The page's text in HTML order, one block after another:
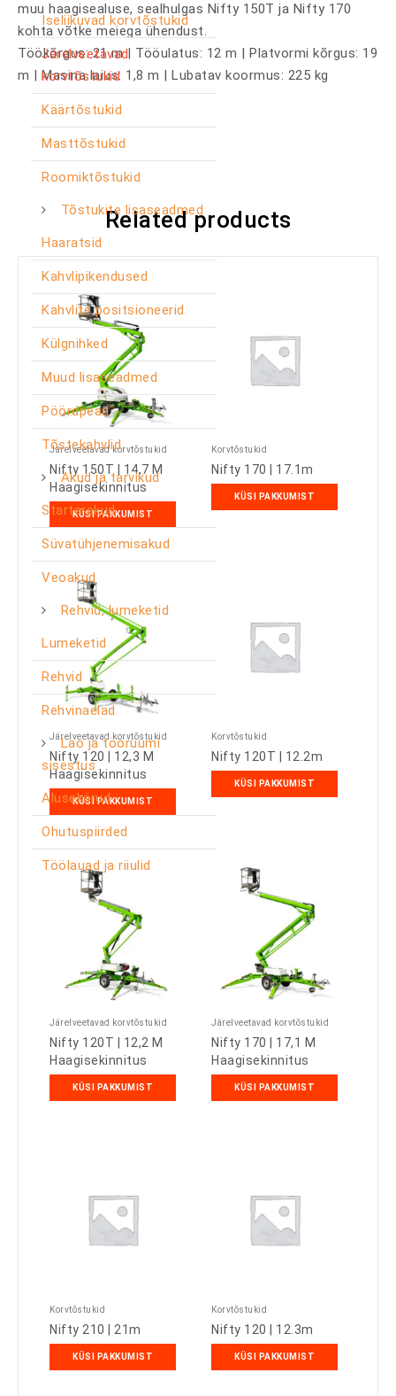
Iseliikuvad korvtõstukid
Järelveetavad
korvtõstukid
Käärtõstukid
Masttõstukid
Roomiktõstukid
Tõstukite lisaseadmed
Haaratsid
Kahvlipikendused
Kahvlite positsioneerid
Külgnihked
Muud lisaseadmed
Pöördpead
Tõstekahvlid
Akud ja tarvikud
Starterakud
Süvatühjenemisakud
Veoakud
Rehvid, lumeketid
Lumeketid
Rehvid
Rehvinaelad
Lao ja tööruumi
sisestus
Alusekärud
Ohutuspiirded
Töölauad ja riiulid
muu haagisealuse, sealhulgas Nifty 150T ja Nifty 170
kohta võtke meiega ühendust.
Töökõrgus: 21 m | Tööulatus: 12 m | Platvormi kõrgus: 19
m | Masina laius: 1,8 m | Lubatav koormus: 225 kg
Related products
Järelveetavad korvtõstukid
Nifty 150T | 14,7 M
Haagisekinnitus
KÜSI PAKKUMIST
Korvtõstukid
Nifty 170 | 17.1m
KÜSI PAKKUMIST
Järelveetavad korvtõstukid
Nifty 120 | 12,3 M
Haagisekinnitus
KÜSI PAKKUMIST
Korvtõstukid
Nifty 120T | 12.2m
KÜSI PAKKUMIST
Järelveetavad korvtõstukid
Nifty 120T | 12,2 M
Haagisekinnitus
KÜSI PAKKUMIST
Järelveetavad korvtõstukid
Nifty 170 | 17,1 M
Haagisekinnitus
KÜSI PAKKUMIST
Korvtõstukid
Nifty 210 | 21m
KÜSI PAKKUMIST
Korvtõstukid
Nifty 120 | 12.3m
KÜSI PAKKUMIST